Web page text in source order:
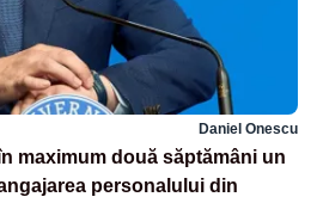
Daniel Onescu
maximum două săptămâni un
personalului din